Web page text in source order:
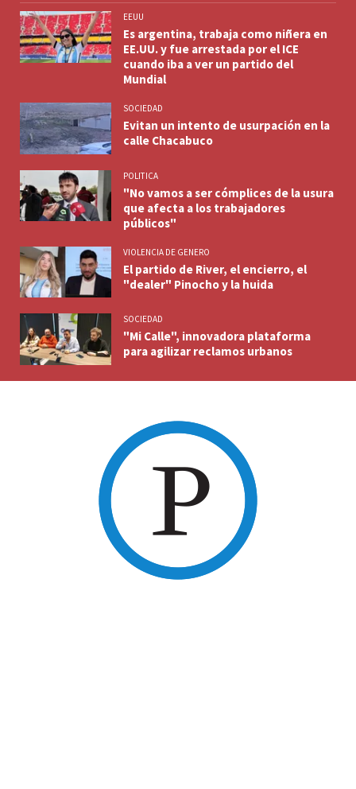
EEUU
Es argentina, trabaja como niñera en
EE.UU. y fue arrestada por el ICE
cuando iba a ver un partido del
Mundial
SOCIEDAD
Evitan un intento de usurpación en la
calle Chacabuco
POLITICA
"No vamos a ser cómplices de la usura
que afecta a los trabajadores
públicos"
VIOLENCIA DE GENERO
El partido de River, el encierro, el
"dealer" Pinocho y la huida
SOCIEDAD
"Mi Calle", innovadora plataforma
para agilizar reclamos urbanos